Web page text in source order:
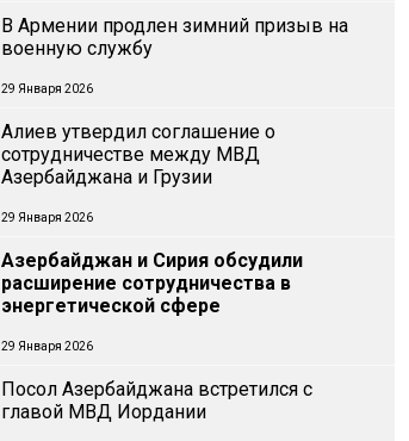
В Армении продлен зимний призыв на
военную службу
29 Января 2026
Алиев утвердил соглашение о
сотрудничестве между МВД
Азербайджана и Грузии
29 Января 2026
Азербайджан и Сирия обсудили
расширение сотрудничества в
энергетической сфере
29 Января 2026
Посол Азербайджана встретился с
главой МВД Иордании